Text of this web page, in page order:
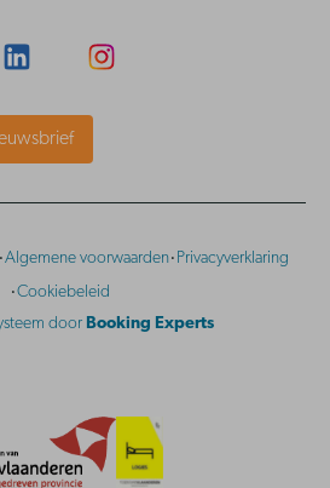
·Algemene voorwaarden· Privacyverklaring
·Cookiebeleid
door Booking Experts